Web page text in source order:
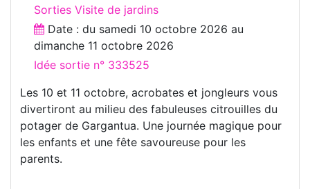
Sorties Visite de jardins
Date : du samedi 10 octobre 2026 au
dimanche 11 octobre 2026
Idée sortie n° 333525
Les 10 et 11 octobre, acrobates et jongleurs vous
divertiront au milieu des fabuleuses citrouilles du
potager de Gargantua. Une journée magique pour
les enfants et une fête savoureuse pour les
parents.